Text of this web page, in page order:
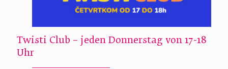
Twisti Club – jeden Donnerstag von 17-18
Uhr